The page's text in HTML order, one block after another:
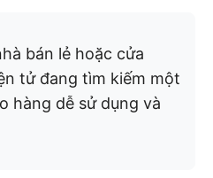
bán lẻ hoặc cửa
tử đang tìm kiếm một
hàng dễ sử dụng và